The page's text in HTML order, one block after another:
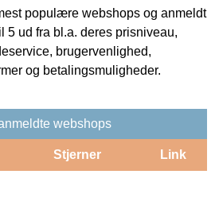
populære webshops og anmeldt
5 ud fra bl.a. deres prisniveau,
brugervenlighed,
og betalingsmuligheder.
webshops
Stjerner Link